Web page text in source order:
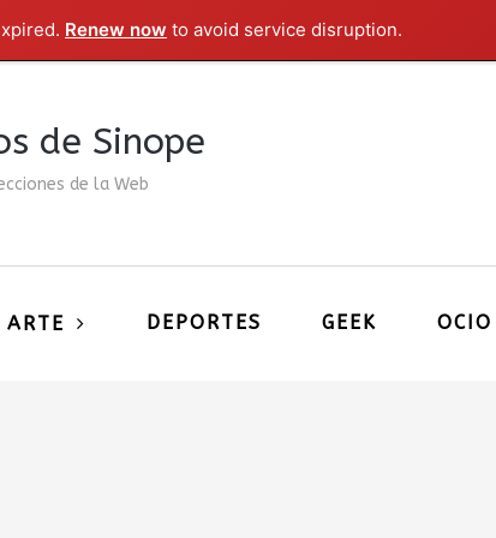
Renew now to avoid service disruption.
de Sinope
de la Web
ARTE DEPORTES GEEK OCIO